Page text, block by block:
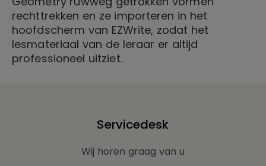
rechttrekken en ze importeren in het
hoofdscherm van EZWrite, zodat het
lesmateriaal van de leraar er altijd
professioneel uitziet.
Servicedesk
Wij horen graag van u